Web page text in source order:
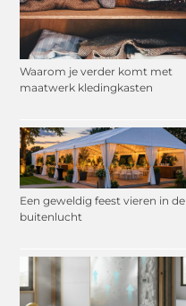
Waarom je verder komt met
maatwerk kledingkasten
Een geweldig feest vieren in de
buitenlucht